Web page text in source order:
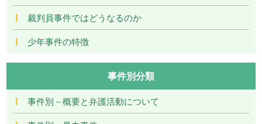
裁判員事件ではどうなるのか
少年事件の特徴
事件別分類
事件別－概要と弁護活動について